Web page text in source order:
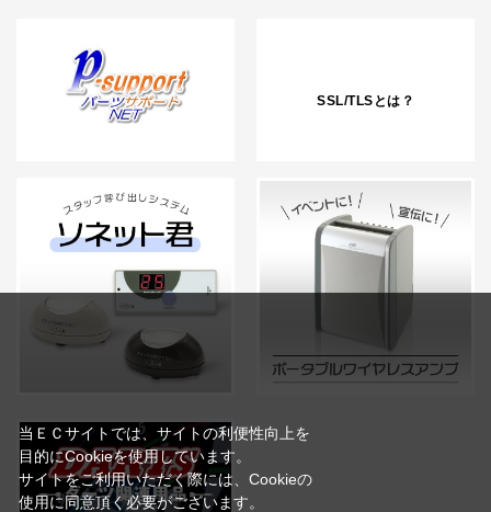
SSL/TLSとは？
当ＥＣサイトでは、サイトの利便性向上を
目的にCookieを使用しています。
サイトをご利用いただく際には、Cookieの
使用に同意頂く必要がございます。